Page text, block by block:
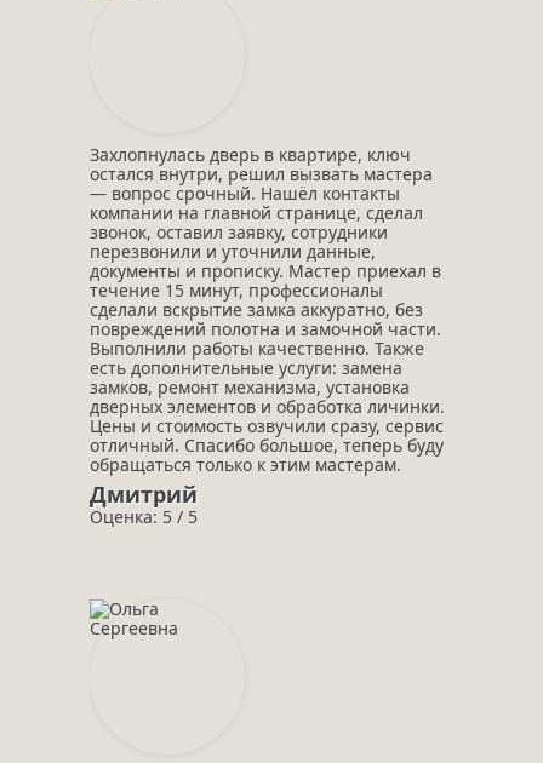
Захлопнулась дверь в квартире, ключ
остался внутри, решил вызвать мастера
— вопрос срочный. Нашёл контакты
компании на главной странице, сделал
звонок, оставил заявку, сотрудники
перезвонили и уточнили данные,
документы и прописку. Мастер приехал в
течение 15 минут, профессионалы
сделали вскрытие замка аккуратно, без
повреждений полотна и замочной части.
Выполнили работы качественно. Также
есть дополнительные услуги: замена
замков, ремонт механизма, установка
дверных элементов и обработка личинки.
Цены и стоимость озвучили сразу, сервис
отличный. Спасибо большое, теперь буду
обращаться только к этим мастерам.
Дмитрий
Оценка: 5 / 5